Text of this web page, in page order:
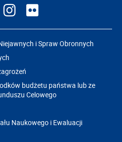
i Spraw Obronnych
budżetu państwa lub ze
Celowego
Naukowego i Ewaluacji